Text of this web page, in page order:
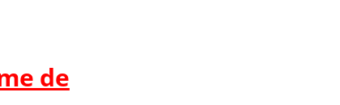
de